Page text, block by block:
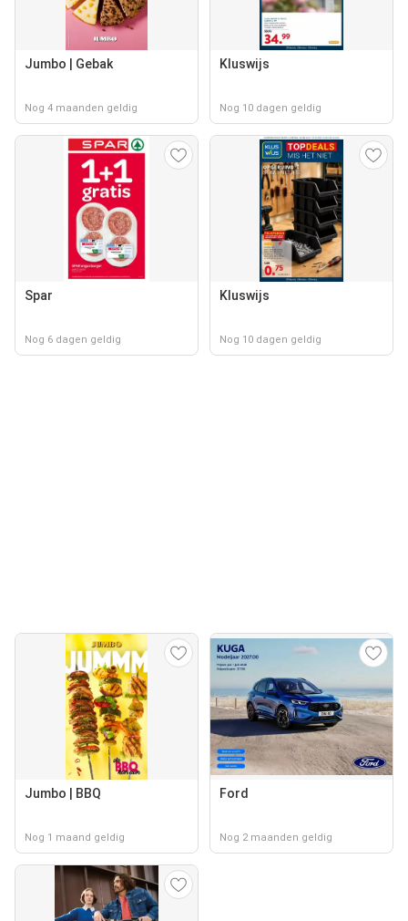
Jumbo | Gebak
Nog 4 maanden geldig
Kluswijs
Nog 10 dagen geldig
Spar
Nog 6 dagen geldig
Kluswijs
Nog 10 dagen geldig
Jumbo | BBQ
Nog 1 maand geldig
Ford
Nog 2 maanden geldig